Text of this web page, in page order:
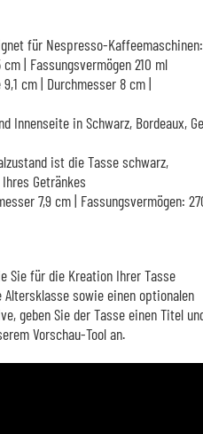
für Nespresso-Kaffeemaschinen:
| Fassungsvermögen 210 ml
cm | Durchmesser 8 cm |
Innenseite in Schwarz, Bordeaux,
ist die Tasse schwarz,
Getränkes
7,9 cm | Fassungsvermögen:
Sie für die Kreation Ihrer Tasse
sowie einen optionalen
geben Sie der Tasse einen Titel
Vorschau-Tool an.